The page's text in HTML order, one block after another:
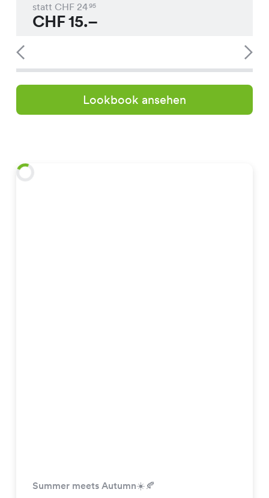
statt CHF 2495
CHF15.–
Lookbook ansehen
Summer meets Autumn☀️🍂